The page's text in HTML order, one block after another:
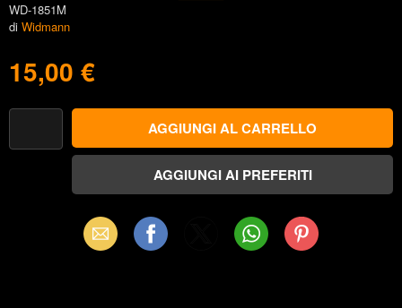
WD-1851M
di Widmann
15,00 €
Email Facebook WhatsAppPinterest